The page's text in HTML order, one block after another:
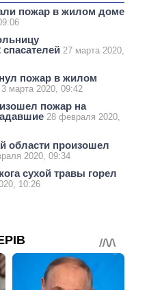
пожар в жилом доме
27 марта 2020,
пожар в жилом
3 марта 2020, 09:42
пожар на
28 февраля 2020,
области произошел
2020, 09:34
сухой травы горел
10:26